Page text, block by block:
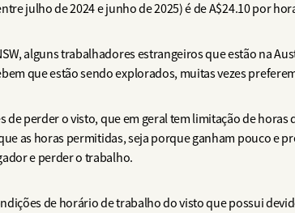
julho de 2024 e junho de 2025) é de A$24.10 por
alguns trabalhadores estrangeiros que estão na
que estão sendo explorados, muitas vezes
de perder o visto, que em geral tem limitação de
as horas permitidas, seja porque ganham pouco e
e perder o trabalho.
de horário de trabalho do visto que possui